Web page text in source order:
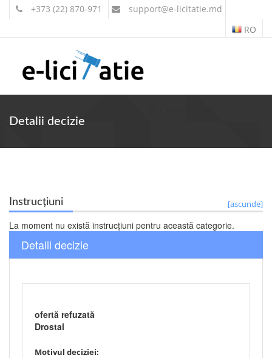
+373 (22) 870-971 support@e-licitatie.md
RO
Detalii decizie
Instrucțiuni [ascunde]
La moment nu există instrucțiuni pentru această categorie.
Detalii decizie
ofertă refuzată
Drostal
Motivul deciziei: